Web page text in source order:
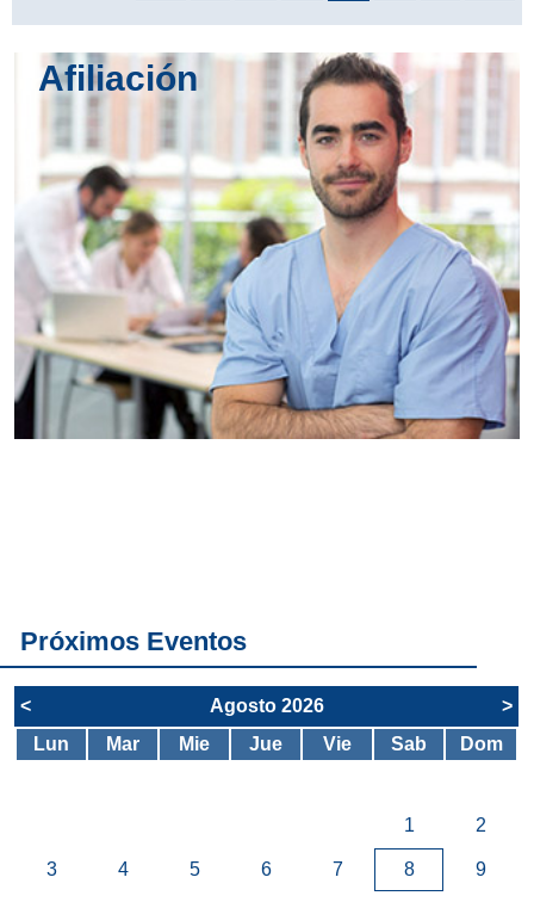
Afiliación
Próximos Eventos
< Agosto 2026
>
Lun
Mar Mie Jue Vie Sab Dom
1 2
3 4 5 6 7 8 9